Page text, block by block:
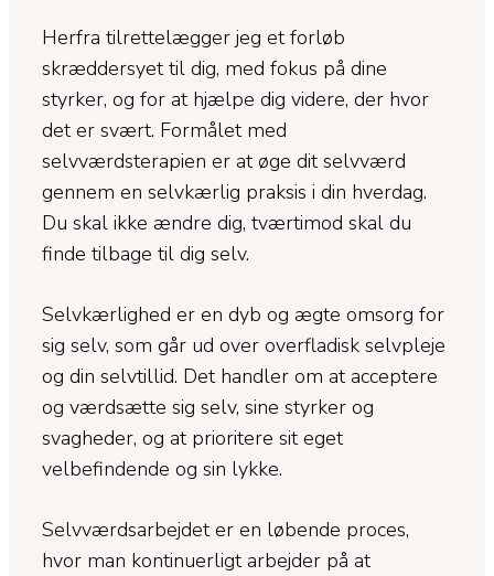
Herfra tilrettelægger jeg et forløb
skræddersyet til dig, med fokus på dine
styrker, og for at hjælpe dig videre, der hvor
det er svært. Formålet med
selvværdsterapien er at øge dit selvværd
gennem en selvkærlig praksis i din hverdag.
Du skal ikke ændre dig, tværtimod skal du
finde tilbage til dig selv.
Selvkærlighed er en dyb og ægte omsorg for
sig selv, som går ud over overfladisk selvpleje
og din selvtillid. Det handler om at acceptere
og værdsætte sig selv, sine styrker og
svagheder, og at prioritere sit eget
velbefindende og sin lykke.
Selvværdsarbejdet er en løbende proces,
hvor man kontinuerligt arbejder på at